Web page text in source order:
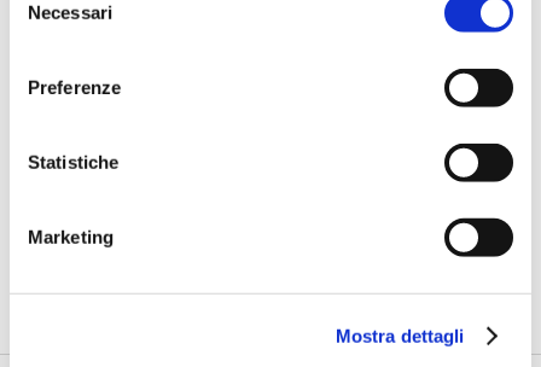
delNecessari
Preferenze
Statistiche
Marketing
Mostra dettagli
Mancinelli (Gruppo BCC Iccrea): “Alle
capacità di leggere i nuovi rischi”
misura oggi con esigenze che vanno oltre il finanziament...